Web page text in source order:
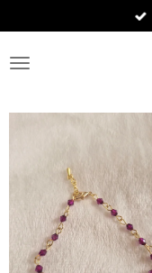
direct
naar
de